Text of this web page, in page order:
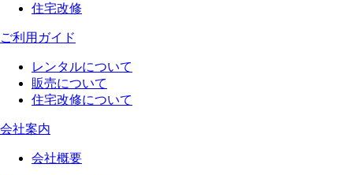
住宅改修
ご利用ガイド
レンタルについて
販売について
住宅改修について
会社案内
会社概要